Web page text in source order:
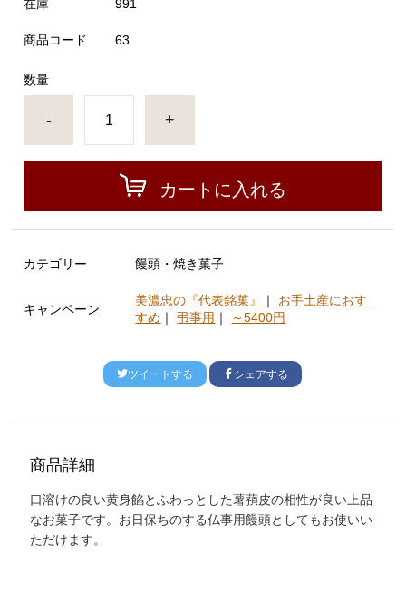
在庫 991
商品コード 63
数量
- +
カートに入れる
カテゴリー 饅頭・焼き菓子
キャンペーン
美濃忠の『代表銘菓』 ｜ お手土産におす
すめ ｜弔事用 ｜ ～5400円
ツイートする シェアする
商品詳細
口溶けの良い黄身餡とふわっとした薯蕷皮の相性が良い上品
なお菓子です。お日保ちのする仏事用饅頭としてもお使いい
ただけます。